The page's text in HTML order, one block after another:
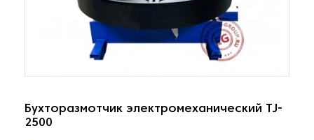
Бухторазмотчик электромеханический TJ-
2500